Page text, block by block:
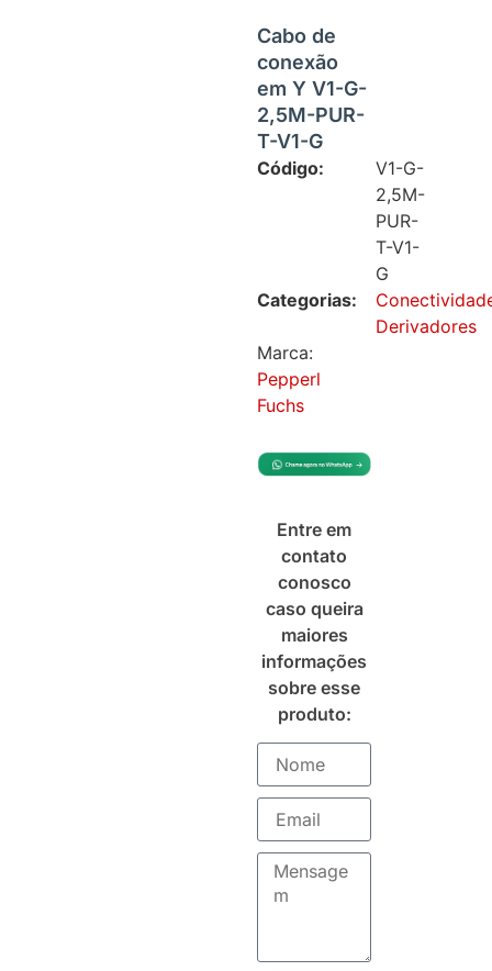
Cabo de
conexão
em Y V1-G-
2,5M-PUR-
T-V1-G
Código:
V1-G-
2,5M-
PUR-
T-V1-
G
Categorias:
Derivadores
Marca:
Pepperl
Fuchs
Entre em
contato
conosco
caso queira
maiores
informações
sobre esse
produto: